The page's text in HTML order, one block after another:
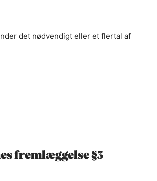
det nødvendigt eller et flertal af
fremlæggelse §3